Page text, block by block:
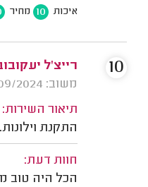
איכות 10 מחיר
רייצ’ל
משוב: 23/09/2024
תיאור השירות:
התקנת וילונות.
חוות דעת:
הכל היה טוב
10